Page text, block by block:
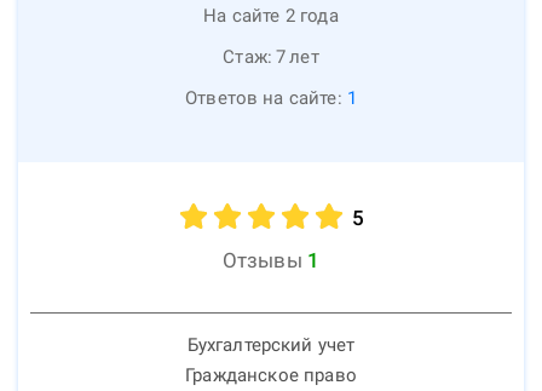
На сайте 2 года
Стаж: 7лет
Ответов на сайте: 1
5
Отзывы 1
Бухгалтерский учет
Гражданское право